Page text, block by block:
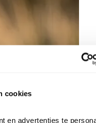
cookies
en advertenties te
spreeuw